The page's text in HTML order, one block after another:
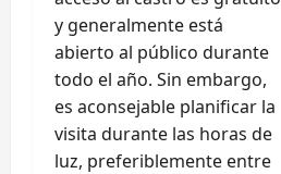
y generalmente está
abierto al público durante
todo el año. Sin embargo,
es aconsejable planificar la
visita durante las horas de
luz, preferiblemente entre